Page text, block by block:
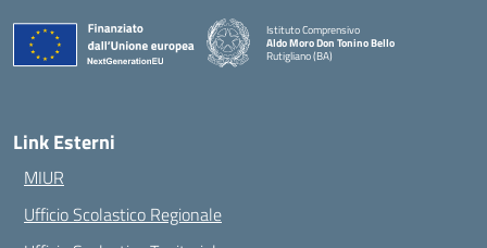
Istituto Comprensivo
Aldo Moro Don Tonino Bello
Rutigliano (BA)
— Visita la pagina iniziale della scuola
Link Esterni
MIUR
Ufficio Scolastico Regionale